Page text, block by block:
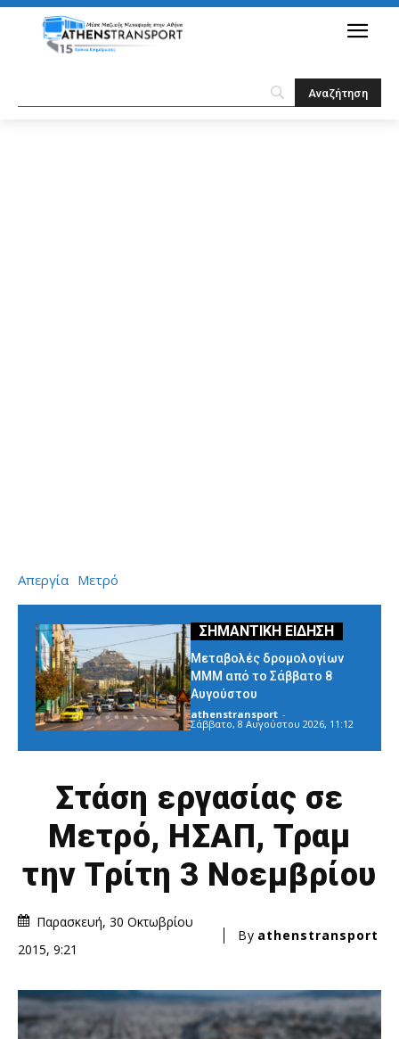
Απεργία Μετρό
Μεταβολές δρομολογίων
ΜΜΜ από το Σάββατο 8
Αυγούστου
athenstransport -
Σάββατο, 8 Αυγούστου 2026, 11:12
Στάση εργασίας σε
Μετρό, ΗΣΑΠ, Τραμ
την Τρίτη 3 Νοεμβρίου
Παρασκευή, 30 Οκτωβρίου
2015, 9:21
By athenstransport